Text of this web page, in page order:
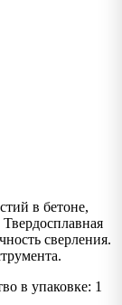
в бетоне,
сверления.
в упаковке: 1